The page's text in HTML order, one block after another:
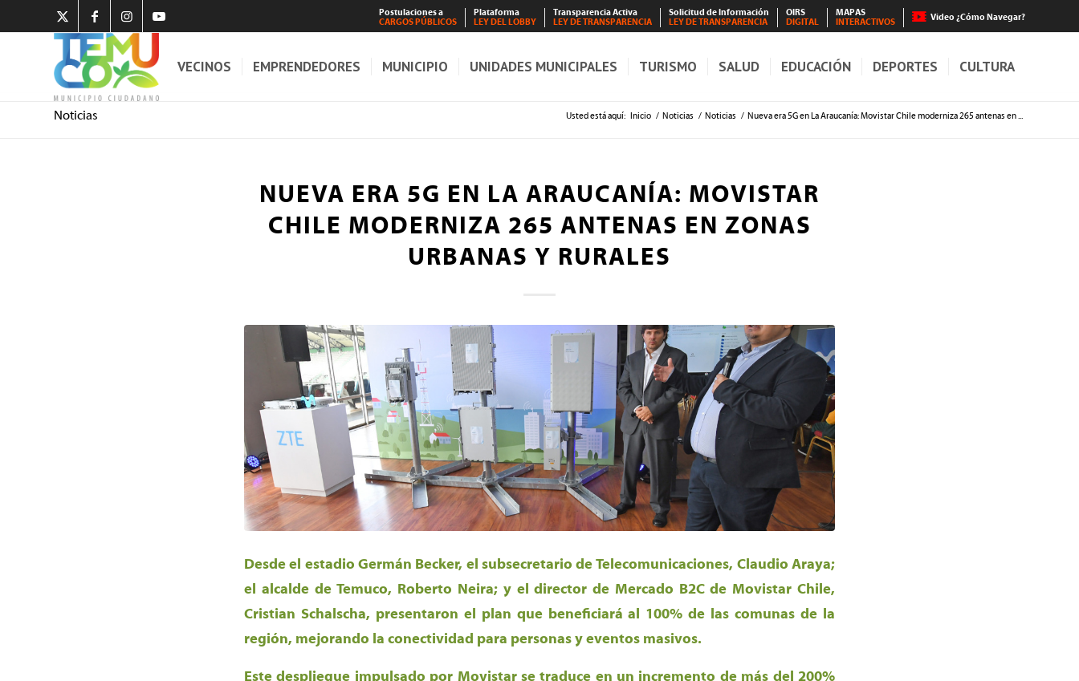
Postulaciones a
CARGOS PÚBLICOS
Plataforma
LEY DEL LOBBY
Transparencia Activa
LEY DE TRANSPARENCIA
Solicitud de Información
LEY DE TRANSPARENCIA
OIRS
DIGITAL
MAPAS
INTERACTIVOS
Video ¿Cómo Navegar?
VECINOS EMPRENDEDORES MUNICIPIO UNIDADES MUNICIPALES TURISMO SALUD EDUCACIÓN DEPORTES CULTURA
Noticias Usted está aquí: Inicio / Noticias / Noticias / Nueva era 5G en La Araucanía: Movistar Chile moderniza 265 antenas en ...
NUEVA ERA 5G EN LA ARAUCANÍA: MOVISTAR
CHILE MODERNIZA 265 ANTENAS EN ZONAS
URBANAS Y RURALES
Desde el estadio Germán Becker, el subsecretario de Telecomunicaciones, Claudio Araya;
el alcalde de Temuco, Roberto Neira; y el director de Mercado B2C de Movistar Chile,
Cristian Schalscha, presentaron el plan que beneficiará al 100% de las comunas de la
región, mejorando la conectividad para personas y eventos masivos.
Este despliegue impulsado por Movistar se traduce en un incremento de más del 200%